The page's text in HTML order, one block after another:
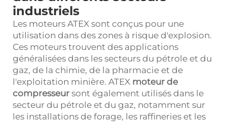
industriels
Les moteurs ATEX sont conçus pour une
utilisation dans des zones à risque d'explosion.
Ces moteurs trouvent des applications
généralisées dans les secteurs du pétrole et du
gaz, de la chimie, de la pharmacie et de
l'exploitation minière. ATEX moteur de
compresseur sont également utilisés dans le
secteur du pétrole et du gaz, notamment sur
les installations de forage, les raffineries et les